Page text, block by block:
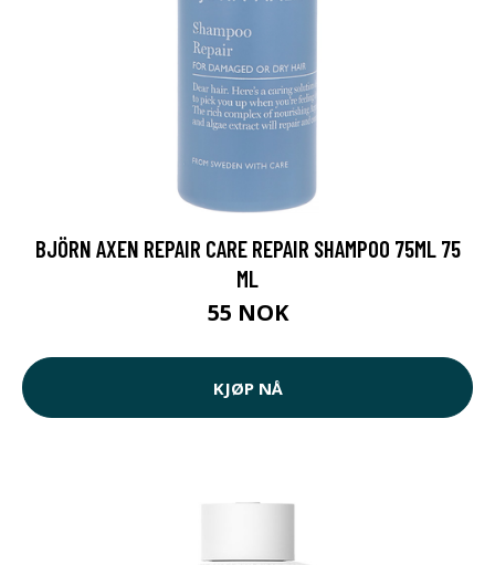
BJÖRN AXEN REPAIR CARE REPAIR SHAMPOO 75ML 75
ML
55 NOK
KJØP NÅ